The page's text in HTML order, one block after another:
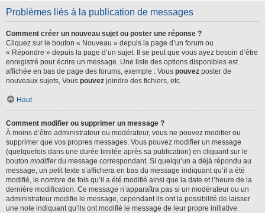
Problèmes liés à la publication de messages
Comment créer un nouveau sujet ou poster une réponse ?
Cliquez sur le bouton « Nouveau » depuis la page d’un forum ou
« Répondre » depuis la page d’un sujet. Il se peut que vous ayez besoin d’être
enregistré pour écrire un message. Une liste des options disponibles est
affichée en bas de page des forums, exemple : Vous pouvez poster de
nouveaux sujets, Vous pouvez joindre des fichiers, etc.
Haut
Comment modifier ou supprimer un message ?
À moins d’être administrateur ou modérateur, vous ne pouvez modifier ou
supprimer que vos propres messages. Vous pouvez modifier un message
(quelquefois dans une durée limitée après sa publication) en cliquant sur le
bouton modifierdu message correspondant. Si quelqu’un a déjà répondu au
message, un petit texte s’affichera en bas du message indiquant qu’il a été
modifié, le nombre de fois qu’il a été modifié ainsi que la date et l’heure de la
dernière modification. Ce message n’apparaîtra pas si un modérateur ou un
administrateur modifie le message, cependant ils ont la possibilité de laisser
une note indiquant qu’ils ont modifié le message de leur propre initiative.